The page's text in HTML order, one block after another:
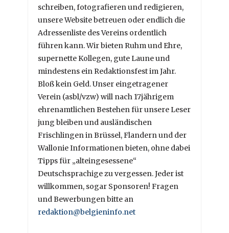
schreiben, fotografieren und redigieren,
unsere Website betreuen oder endlich die
Adressenliste des Vereins ordentlich
führen kann. Wir bieten Ruhm und Ehre,
supernette Kollegen, gute Laune und
mindestens ein Redaktionsfest im Jahr.
Bloß kein Geld. Unser eingetragener
Verein (asbl/vzw) will nach 17jährigem
ehrenamtlichen Bestehen für unsere Leser
jung bleiben und ausländischen
Frischlingen in Brüssel, Flandern und der
Wallonie Informationen bieten, ohne dabei
Tipps für „alteingesessene“
Deutschsprachige zu vergessen. Jeder ist
willkommen, sogar Sponsoren! Fragen
und Bewerbungen bitte an
redaktion@belgieninfo.net